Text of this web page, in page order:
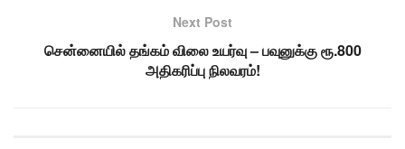
Next Post
சென்னையில் தங்கம் விலை உயர்வு – பவுனுக்கு ரூ.800
அதிகரிப்பு நிலவரம்!